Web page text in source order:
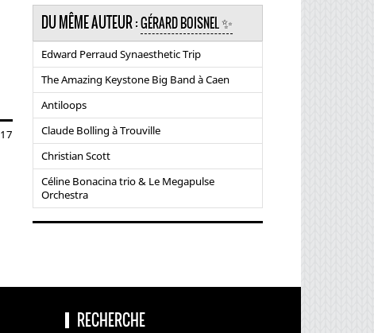
DU MÊME AUTEUR :GÉRARD BOISNEL ✨
Edward Perraud Synaesthetic Trip
The Amazing Keystone Big Band à Caen
Antiloops
Claude Bolling à Trouville
Christian Scott
Céline Bonacina trio & Le Megapulse
Orchestra
RECHERCHE